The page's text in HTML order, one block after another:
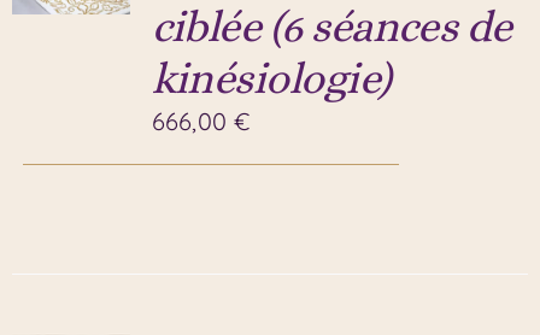
ciblée (6 séances de
kinésiologie)
666,00 €